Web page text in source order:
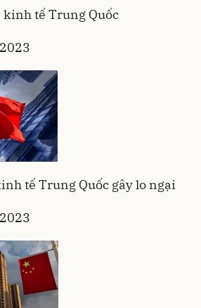
kinh tế Trung Quốc
tế Trung Quốc gây lo ngại